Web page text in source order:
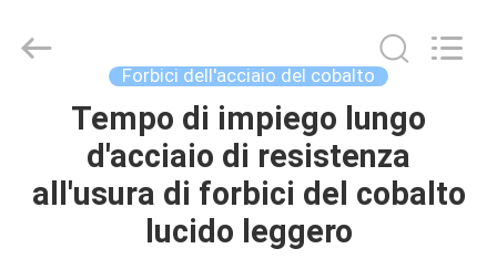
CASA
PRODOTTI
Scissors
Forbici dell'acciaio del cobalto
Tempo di impiego lungo
d'acciaio di resistenza
all'usura di forbici del cobalto
lucido leggero